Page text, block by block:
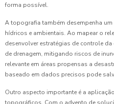
forma possível.
A topografia também desempenha
hídricos e ambientais. Ao mapear o
desenvolver estratégias de controle
de drenagem, mitigando riscos de
relevante em áreas propensas a
baseado em dados precisos pode
Outro aspecto importante é a
topográficos. Com o advento de